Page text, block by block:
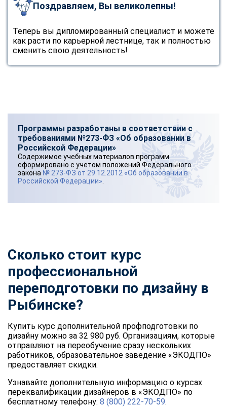
Поздравляем, Вы великолепны!
Теперь вы дипломированный специалист и можете
как расти по карьерной лестнице, так и полностью
сменить свою деятельность!
Программы разработаны в соответствии с
требованиями №273-ФЗ «Об образовании в
Российской Федерации»
Содержимое учебных материалов программ
сформировано с учетом положений Федерального
закона № 273-ФЗ от 29.12.2012 «Об образовании в
Российской Федерации»
Сколько стоит курс
профессиональной
переподготовки по дизайну в
Рыбинске?
Купить курс дополнительной профподготовки по
дизайну можно за 32 980 руб. Организациям, которые
отправляют на переобучение сразу нескольких
работников, образовательное заведение «ЭКОДПО»
предоставляет скидки.
Узнавайте дополнительную информацию о курсах
переквалификации дизайнеров в «ЭКОДПО» по
бесплатному телефону: 8 (800) 222-70-59.